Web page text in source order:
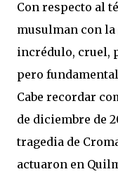
Con respecto al
musulman con
incrédulo, cruel,
pero
Cabe recordar
de diciembre de
tragedia de
actuaron en